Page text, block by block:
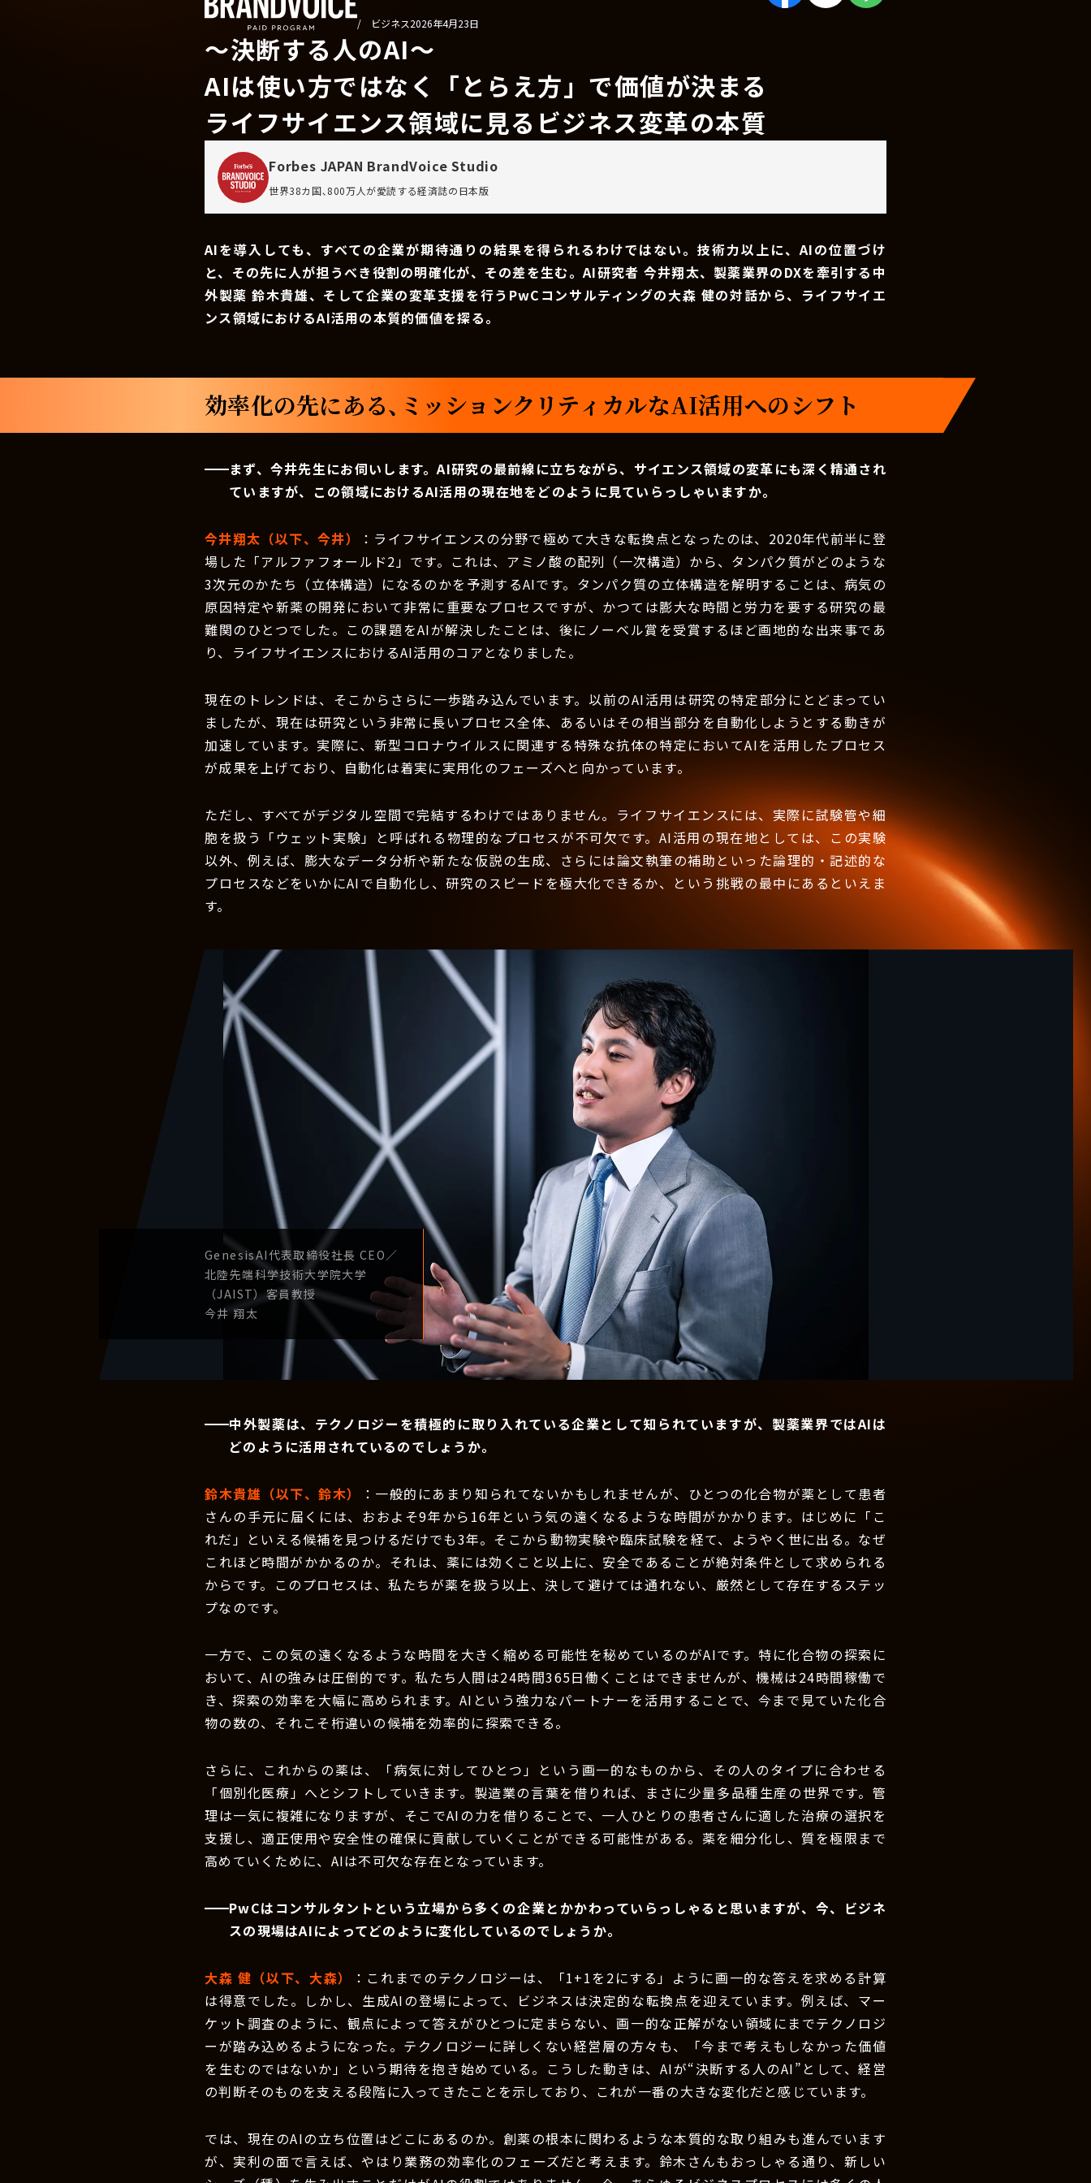
/ ビジネス2026年4月23日
〜決断する人のAI〜
AIは使い方ではなく「とらえ方」で価値が決まる
ライフサイエンス領域に見るビジネス変革の本質
Forbes JAPAN BrandVoice Studio
世界38カ国､800万人が愛読する経済誌の日本版
AIを導入しても、すべての企業が期待通りの結果を得られるわけではない。技術力以上に、AIの位置づけ
と、その先に人が担うべき役割の明確化が、その差を生む。AI研究者 今井翔太、製薬業界のDXを牽引する中
外製薬 鈴木貴雄、そして企業の変革支援を行うPwCコンサルティングの大森 健の対話から、ライフサイエ
ンス領域におけるAI活用の本質的価値を探る。
効率化の先にある、ミッションクリティカルなAI活用へのシフト
まず、今井先生にお伺いします。AI研究の最前線に立ちながら、サイエンス領域の変革にも深く精通され
ていますが、この領域におけるAI活用の現在地をどのように見ていらっしゃいますか。
今井翔太（以下、今井）
：ライフサイエンスの分野で極めて大きな転換点となったのは、2020年代前半に登
場した「アルファフォールド2」です。これは、アミノ酸の配列（一次構造）から、タンパク質がどのような
3次元のかたち（立体構造）になるのかを予測するAIです。タンパク質の立体構造を解明することは、病気の
原因特定や新薬の開発において非常に重要なプロセスですが、かつては膨大な時間と労力を要する研究の最
難関のひとつでした。この課題をAIが解決したことは、後にノーベル賞を受賞するほど画地的な出来事であ
り、ライフサイエンスにおけるAI活用のコアとなりました。
現在のトレンドは、そこからさらに一歩踏み込んでいます。以前のAI活用は研究の特定部分にとどまってい
ましたが、現在は研究という非常に長いプロセス全体、あるいはその相当部分を自動化しようとする動きが
加速しています。実際に、新型コロナウイルスに関連する特殊な抗体の特定においてAIを活用したプロセス
が成果を上げており、自動化は着実に実用化のフェーズへと向かっています。
ただし、すべてがデジタル空間で完結するわけではありません。ライフサイエンスには、実際に試験管や細
胞を扱う「ウェット実験」と呼ばれる物理的なプロセスが不可欠です。AI活用の現在地としては、この実験
以外、例えば、膨大なデータ分析や新たな仮説の生成、さらには論文執筆の補助といった論理的・記述的な
プロセスなどをいかにAIで自動化し、研究のスピードを極大化できるか、という挑戦の最中にあるといえま
す。
GenesisAI代表取締役社長 CEO／
北陸先端科学技術大学院大学
（JAIST）客員教授
今井 翔太
中外製薬は、テクノロジーを積極的に取り入れている企業として知られていますが、製薬業界ではAIは
どのように活用されているのでしょうか。
鈴木貴雄（以下、鈴木）
：一般的にあまり知られてないかもしれませんが、ひとつの化合物が薬として患者
さんの手元に届くには、おおよそ9年から16年という気の遠くなるような時間がかかります。はじめに「こ
れだ」といえる候補を見つけるだけでも3年。そこから動物実験や臨床試験を経て、ようやく世に出る。なぜ
これほど時間がかかるのか。それは、薬には効くこと以上に、安全であることが絶対条件として求められる
からです。このプロセスは、私たちが薬を扱う以上、決して避けては通れない、厳然として存在するステッ
プなのです。
一方で、この気の遠くなるような時間を大きく縮める可能性を秘めているのがAIです。特に化合物の探索に
おいて、AIの強みは圧倒的です。私たち人間は24時間365日働くことはできませんが、機械は24時間稼働で
き、探索の効率を大幅に高められます。AIという強力なパートナーを活用することで、今まで見ていた化合
物の数の、それこそ桁違いの候補を効率的に探索できる。
さらに、これからの薬は、「病気に対してひとつ」という画一的なものから、その人のタイプに合わせる
「個別化医療」へとシフトしていきます。製造業の言葉を借りれば、まさに少量多品種生産の世界です。管
理は一気に複雑になりますが、そこでAIの力を借りることで、一人ひとりの患者さんに適した治療の選択を
支援し、適正使用や安全性の確保に貢献していくことができる可能性がある。薬を細分化し、質を極限まで
高めていくために、AIは不可欠な存在となっています。
PwCはコンサルタントという立場から多くの企業とかかわっていらっしゃると思いますが、今、ビジネ
スの現場はAIによってどのように変化しているのでしょうか。
大森 健（以下、大森）
：これまでのテクノロジーは、「1+1を2にする」ように画一的な答えを求める計算
は得意でした。しかし、生成AIの登場によって、ビジネスは決定的な転換点を迎えています。例えば、マー
ケット調査のように、観点によって答えがひとつに定まらない、画一的な正解がない領域にまでテクノロジ
ーが踏み込めるようになった。テクノロジーに詳しくない経営層の方々も、「今まで考えもしなかった価値
を生むのではないか」という期待を抱き始めている。こうした動きは、AIが“決断する人のAI”として、経営
の判断そのものを支える段階に入ってきたことを示しており、これが一番の大きな変化だと感じています。
では、現在のAIの立ち位置はどこにあるのか。創薬の根本に関わるような本質的な取り組みも進んでいます
が、実利の面で言えば、やはり業務の効率化のフェーズだと考えます。鈴木さんもおっしゃる通り、新しい